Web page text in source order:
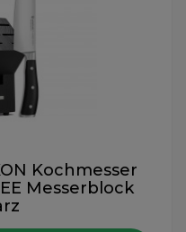
Kochmesser
Messerblock